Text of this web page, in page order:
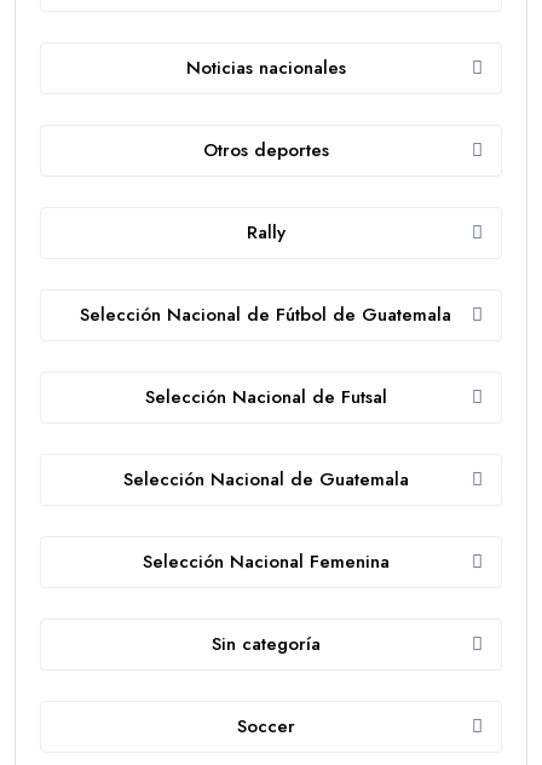
Noticias nacionales
Otros deportes
Rally
Selección Nacional de Fútbol de Guatemala
Selección Nacional de Futsal
Selección Nacional de Guatemala
Selección Nacional Femenina
Sin categoría
Soccer